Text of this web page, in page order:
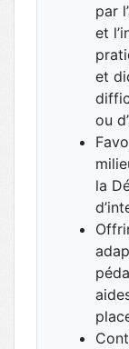
par
et
et
ou
la